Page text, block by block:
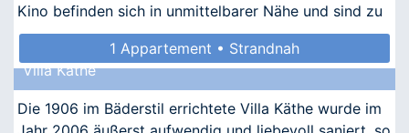
Kino befinden sich in unmittelbarer Nähe und sind zu
Fuß zu erreichen.
1 Appartement • Strandnah
Villa Käthe
Die 1906 im Bäderstil errichtete Villa Käthe wurde im